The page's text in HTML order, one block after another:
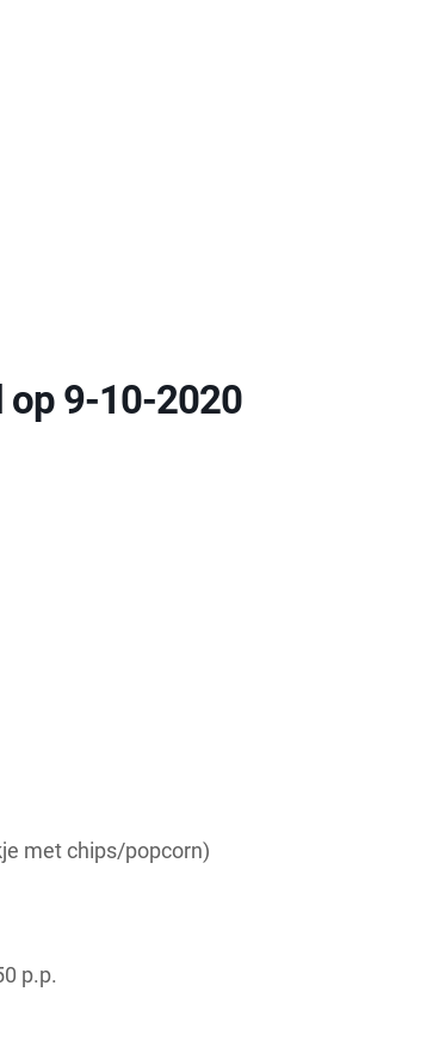
op 9-10-2020
met chips/popcorn)
p.p.